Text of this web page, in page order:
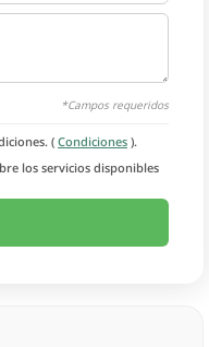
*Campos requeridos
(Condiciones ).
los servicios disponibles